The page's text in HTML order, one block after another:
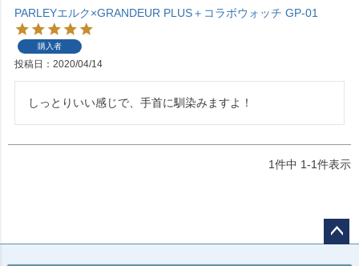
PARLEYエルク×GRANDEUR PLUS＋コラボウォッチ GP-01
購入者
投稿日 2020/04/14
しっとりいい感じで、手首に馴染みますよ！
1件中 1-1件表示